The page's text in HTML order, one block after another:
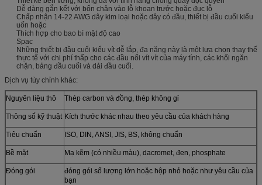
Dễ dàng gắn kết với bốn chân vào lỗ khoan trước hoặc đục lỗ
Chấp nhận 14-22 AWG dây kim loại hoặc dây có đầu, thiết bị đầu cuối kiểu
uốn hoặc
Thích hợp cho bao bì mật độ cao
Spac
Những thiết bị đầu cuối kiểu vít dễ lắp, đa năng này là một lựa chọn thay thế
thực tế với chi phí thấp cho các đầu nối vít vít của máy tính, các khối ngăn
chặn, bảng đầu cuối và dải đầu cuối.
Dịch vụ tùy chỉnh khác:
Nguyên liệu thô Thép carbon và đồng, thép không gỉ
Thông số kỹ thuật Kích thước khác nhau theo yêu cầu của khách hàng
Tiêu chuẩn ISO, DIN, ANSI, JIS, BS, không chuẩn
Bề mặt Mạ kẽm (có nhiều màu), dacromet, đen, phosphate
Đóng gói
đóng gói số lượng lớn hoặc hộp nhỏ hoặc như yêu cầu của
bạn